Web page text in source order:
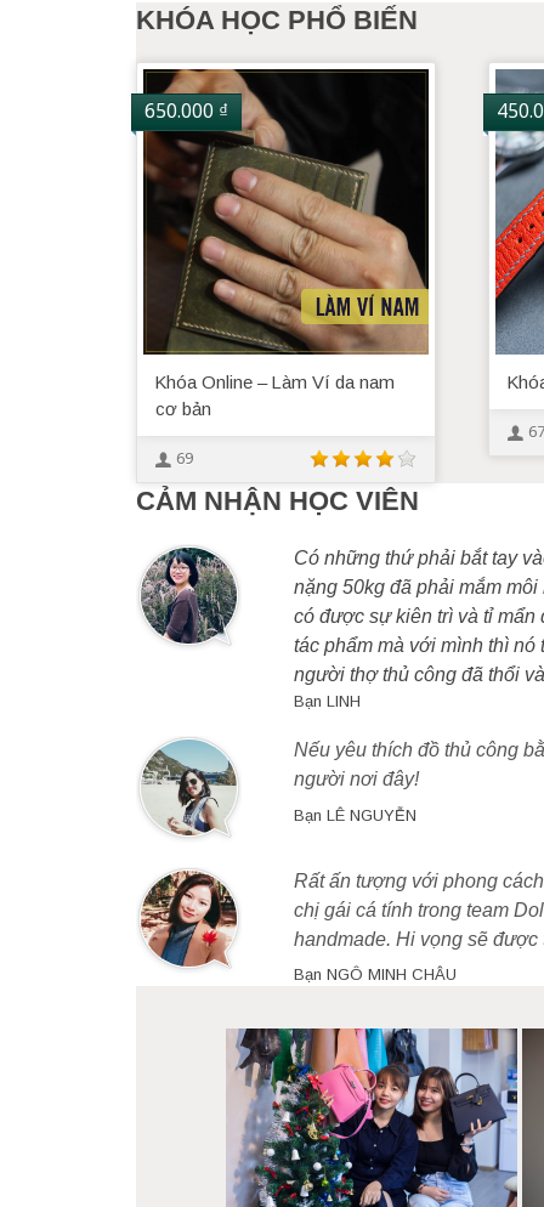
KHÓA HỌC PHỔ BIẾN
650.000 ₫
Khóa Online – Làm Ví da nam
cơ bản
69
67
CẢM NHẬN HỌC VIÊN
Có những thứ phải bắt tay
nặng 50kg đã phải mắm
có được sự kiên trì và tỉ mẩn
tác phẩm mà với mình thì nó
người thợ thủ công đã thổi
Bạn LINH
Nếu yêu thích đồ thủ công
người nơi đây!
Bạn LÊ NGUYỄN
Rất ấn tượng với phong
chị gái cá tính trong team
handmade. Hi vọng sẽ
Bạn NGÔ MINH CHÂU